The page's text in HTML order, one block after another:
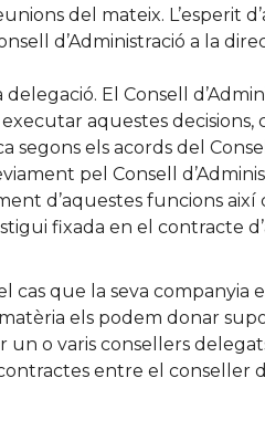
del mateix. L’esperit
d’Administració a la
El Consell
aquestes decisions,
segons els acords del
pel Consell
d’aquestes funcions
fixada en el contracte
que la seva companyia
els podem donar
un o varis consellers
entre el conseller